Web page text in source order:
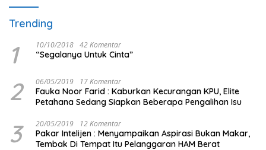
Trending
1 10/10/2018 42 Komentar
“Segalanya Untuk Cinta”
2 06/05/2019 17 Komentar
Fauka Noor Farid : Kaburkan Kecurangan KPU, Elite
Petahana Sedang Siapkan Beberapa Pengalihan Isu
3 20/05/2019 12 Komentar
Pakar Intelijen : Menyampaikan Aspirasi Bukan Makar,
Tembak Di Tempat Itu Pelanggaran HAM Berat